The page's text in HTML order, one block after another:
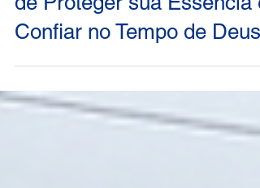
PADRE NUNES: A Força
de Proteger sua Essência e
Confiar no Tempo de Deus